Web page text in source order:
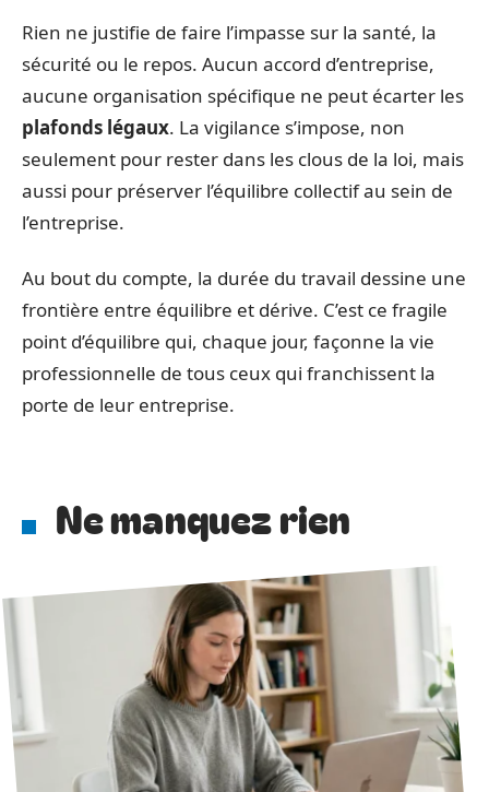
Rien ne justifie de faire l’impasse sur la santé, la
sécurité ou le repos. Aucun accord d’entreprise,
aucune organisation spécifique ne peut écarter les
plafonds légaux. La vigilance s’impose, non
seulement pour rester dans les clous de la loi, mais
aussi pour préserver l’équilibre collectif au sein de
l’entreprise.
Au bout du compte, la durée du travail dessine une
frontière entre équilibre et dérive. C’est ce fragile
point d’équilibre qui, chaque jour, façonne la vie
professionnelle de tous ceux qui franchissent la
porte de leur entreprise.
Ne manquez rien